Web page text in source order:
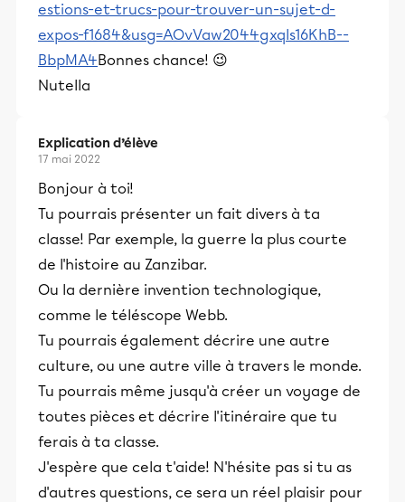
estions-et-trucs-pour-trouver-un-sujet-d-
expos-f1684&usg=AOvVaw2044gxqls16KhB--
BbpMA4Bonnes chance! 😉
Nutella
Explication d’élève
17 mai 2022
Bonjour à toi!
Tu pourrais présenter un fait divers à ta
classe! Par exemple, la guerre la plus courte
de l'histoire au Zanzibar.
Ou la dernière invention technologique,
comme le téléscope Webb.
Tu pourrais également décrire une autre
culture, ou une autre ville à travers le monde.
Tu pourrais même jusqu'à créer un voyage de
toutes pièces et décrire l'itinéraire que tu
ferais à ta classe.
J'espère que cela t'aide! N'hésite pas si tu as
d'autres questions, ce sera un réel plaisir pour